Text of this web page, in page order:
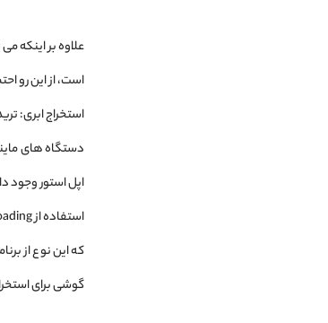
علاوه بر اینکه
است، از این رو
استخراج ابری:
دستگاه‌ های
اپل استور وجود
که این نوع از
گوشی برای